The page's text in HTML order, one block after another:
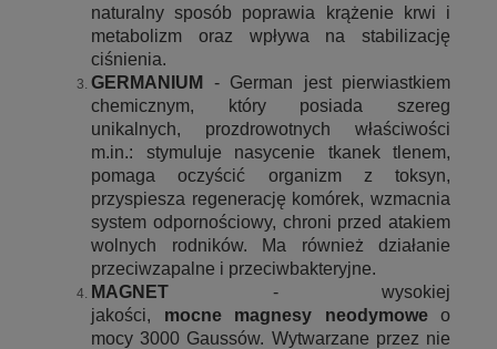
naturalny sposób poprawia krążenie krwi i
metabolizm oraz wpływa na stabilizację
ciśnienia.
GERMANIUM
- German jest pierwiastkiem
chemicznym, który posiada szereg
unikalnych, prozdrowotnych właściwości
m.in.: stymuluje nasycenie tkanek tlenem,
pomaga oczyścić organizm z toksyn,
przyspiesza regenerację komórek, wzmacnia
system odpornościowy, chroni przed atakiem
wolnych rodników. Ma również działanie
przeciwzapalne i przeciwbakteryjne.
MAGNET - wysokiej
jakości, mocne magnesy neodymoweo
mocy 3000 Gaussów. Wytwarzane przez nie